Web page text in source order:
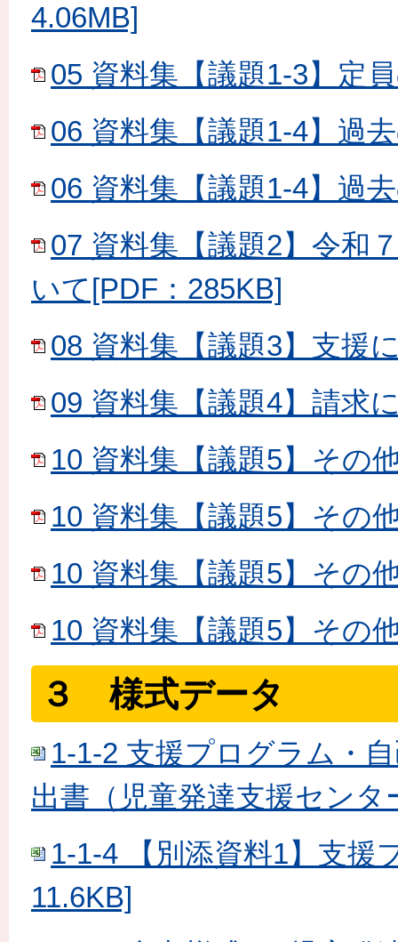
4.06MB]
05 資料集【議題1-3】定
06 資料集【議題1-4】過
06 資料集【議題1-4】過
07 資料集【議題2】令和
いて[PDF：285KB]
08 資料集【議題3】支援
09 資料集【議題4】請求
10 資料集【議題5】その
10 資料集【議題5】その
10 資料集【議題5】その
10 資料集【議題5】その
３ 様式データ
1-1-2 支援プログラム・
出書（児童発達支援センタ
1-1-4 【別添資料1】支援
11.6KB]